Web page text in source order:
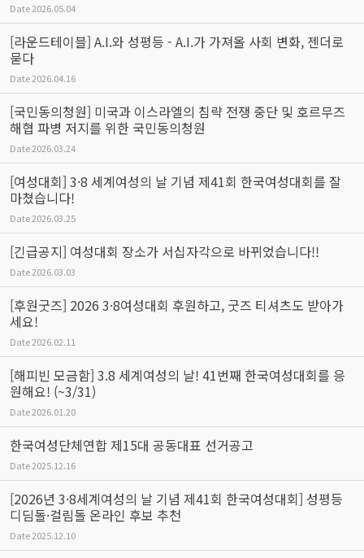
Date2026.05.04
[라운드테이블] A.I.와 성평등 - A.I.가 가져올 사회 변화, 젠더로
묻다
Date2026.04.16
[국민동의청원] 미국과 이스라엘의 침략 전쟁 중단 및 호르무즈
해협 파병 저지를 위한 국민동의청원
Date2026.03.24
[여성대회] 3·8 세계여성의 날 기념 제41회 한국여성대회를 잘
마쳤습니다!
Date2026.03.25
[긴급공지] 여성대회 장소가 서십자각으로 바뀌었습니다!!
Date2026.03.03
[후원굿즈] 2026 3·8여성대회 후원하고, 굿즈 티셔츠도 받아가
세요!
Date2026.02.11
[해피빈 모금함] 3.8 세계여성의 날! 41번째 한국여성대회를 응
원해요! (~3/31)
Date2026.01.20
한국여성단체연합 제15대 공동대표 선거공고
Date2025.12.16
[2026년 3·8세계여성의 날 기념 제41회 한국여성대회] 성평등
디딤돌·걸림돌 온라인 후보 추천
Date2025.12.10